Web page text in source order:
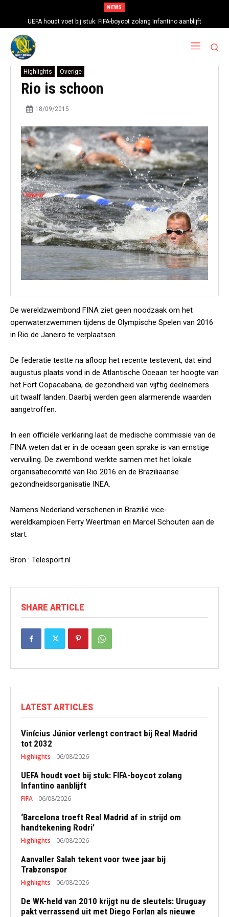
NEWS
UEFA houdt voet bij stuk: FIFA-boycot zolang Infantino aanblijft
Highlights Overige
Rio is schoon
18/09/2015
De wereldzwembond FINA ziet geen noodzaak om het
openwaterzwemmen tijdens de Olympische Spelen van 2016
in Rio de Janeiro te verplaatsen.
De federatie testte na afloop het recente testevent, dat eind
augustus plaats vond in de Atlantische Oceaan ter hoogte van
het Fort Copacabana, de gezondheid van vijftig deelnemers
uit twaalf landen. Daarbij werden geen alarmerende waarden
aangetroffen.
In een officiële verklaring laat de medische commissie van de
FINA weten dat er in de oceaan geen sprake is van ernstige
vervuiling. De zwembond werkte samen met het lokale
organisatiecomité van Rio 2016 en de Braziliaanse
gezondheidsorganisatie INEA.
Namens Nederland verschenen in Brazilië vice-
wereldkampioen Ferry Weertman en Marcel Schouten aan de
start.
Bron : Telesport.nl
SHARE ARTICLE
LATEST ARTICLES
Vinícius Júnior verlengt contract bij Real Madrid
tot 2032
Highlights 06/08/2026
UEFA houdt voet bij stuk: FIFA-boycot zolang
Infantino aanblijft
FIFA 06/08/2026
‘Barcelona troeft Real Madrid af in strijd om
handtekening Rodri’
Highlights 06/08/2026
Aanvaller Salah tekent voor twee jaar bij
Trabzonspor
Highlights 06/08/2026
De WK-held van 2010 krijgt nu de sleutels: Uruguay
pakt verrassend uit met Diego Forlan als nieuwe